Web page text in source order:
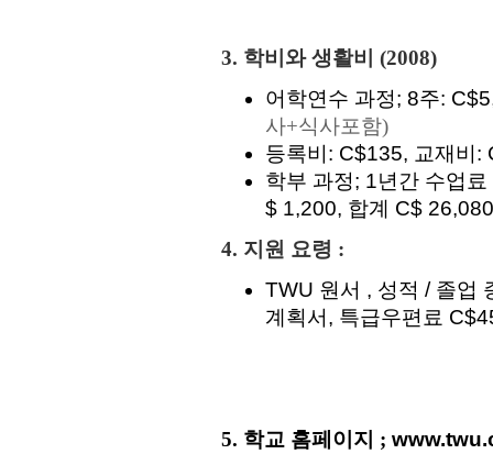
3. 학비와 생활비 (2008)
어학연수 과정; 8주:
사+식사포함)
등록비: C$135, 교재비:
학부 과정; 1년간 수업
$ 1,200, 합계 C$ 26,080
4. 지원 요령 :
TWU 원서 , 성적 / 졸업
계획서, 특급우편료
5. 학교 홈페이지 ;